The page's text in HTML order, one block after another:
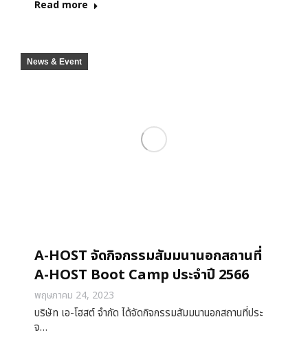
Read more
News & Event
A-HOST จัดกิจกรรมสัมมนานอกสถานที่
A-HOST Boot Camp ประจำปี 2566
พฤษภาคม 24, 2023
บริษัท เอ-โฮสต์ จำกัด ได้จัดกิจกรรมสัมมนานอกสถานที่ประ
จ…